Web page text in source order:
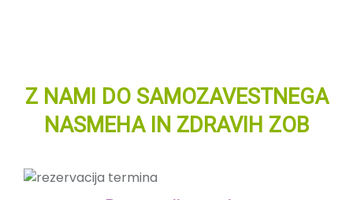
Z NAMI DO SAMOZAVESTNEGA
NASMEHA IN ZDRAVIH ZOB